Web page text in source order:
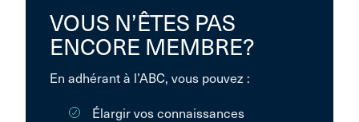
VOUS N’ÊTES PAS
ENCORE MEMBRE?
En adhérant à l’ABC, vous pouvez :
Élargir vos connaissances